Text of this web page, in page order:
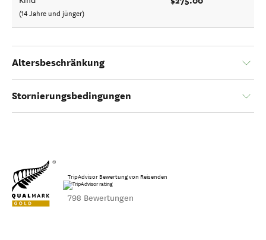
(14 Jahre und jünger)
Altersbeschränkung
Stornierungsbedingungen
TripAdvisor Bewertung von Reisenden
798 Bewertungen